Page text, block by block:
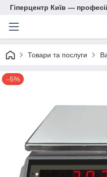
Гіперцентр Київ —
Товари та послуги
–5%